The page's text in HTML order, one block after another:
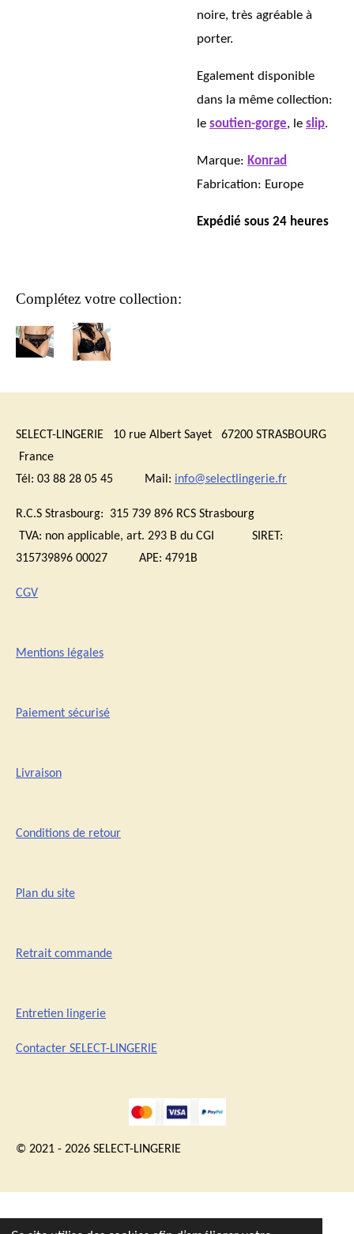
noire, très agréable à
porter.
Egalement disponible
dans la même collection:
le soutien-gorge, le slip.
Marque: Konrad
Fabrication: Europe
Expédié sous 24 heures
Complétez votre collection:
SELECT-LINGERIE 10 rue Albert Sayet 67200 STRASBOURG
France
Tél: 03 88 28 05 45 Mail: info@selectlingerie.fr
R.C.S Strasbourg: 315 739 896 RCS Strasbourg
TVA: non applicable, art. 293 B du CGI SIRET:
315739896 00027 APE: 4791B
CGV
Mentions légales
Paiement sécurisé
Livraison
Conditions de retour
Plan du site
Retrait commande
Entretien lingerie
Contacter SELECT-LINGERIE
© 2021 - 2026 SELECT-LINGERIE